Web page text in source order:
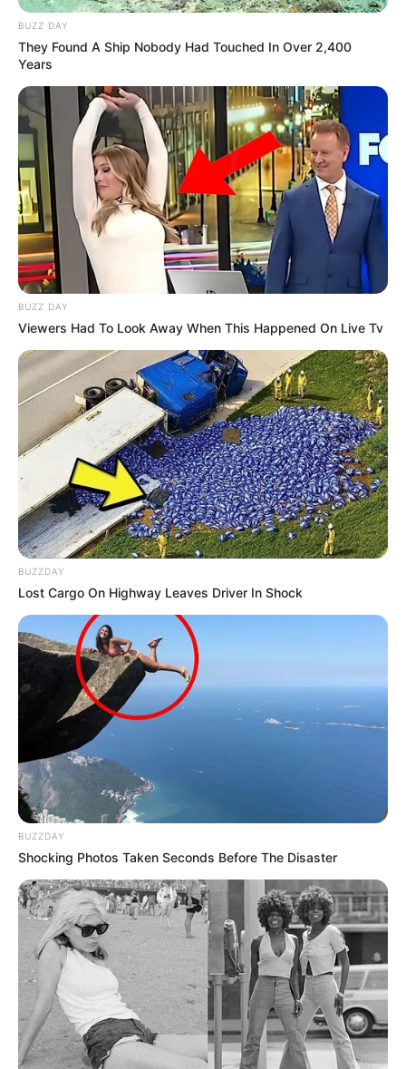
BUZZ DAY
They Found A Ship Nobody Had Touched In Over 2,400
Years
BUZZ DAY
Viewers Had To Look Away When This Happened On Live Tv
BUZZDAY
Lost Cargo On Highway Leaves Driver In Shock
BUZZDAY
Shocking Photos Taken Seconds Before The Disaster